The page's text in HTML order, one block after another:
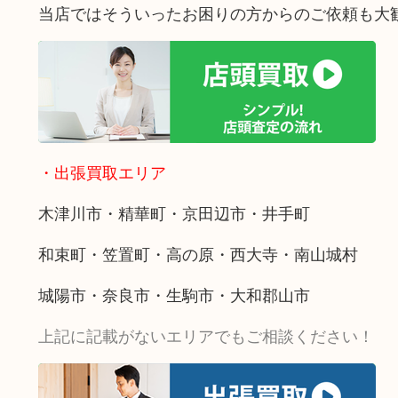
当店ではそういったお困りの方からのご依頼も大
・出張買取エリア
木津川市・精華町・京田辺市・井手町
和束町・笠置町・高の原・西大寺・南山城村
城陽市・奈良市・生駒市・大和郡山市
上記に記載がないエリアでもご相談ください！